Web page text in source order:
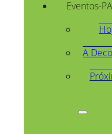
Eventos-
A